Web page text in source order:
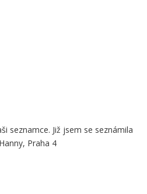
seznamce. Již jsem se seznámila
Praha 4